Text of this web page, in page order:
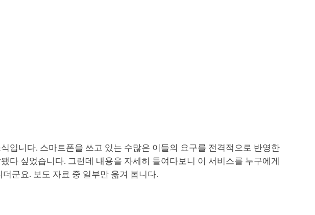
입니다. 스마트폰을 쓰고 있는 수많은 이들의 요구를 전격적으로 반영한
다 싶었습니다. 그런데 내용을 자세히 들여다보니 이 서비스를 누구에게
더군요. 보도 자료 중 일부만 옮겨 봅니다.